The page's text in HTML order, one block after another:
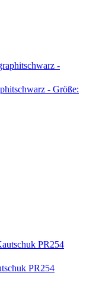
- Größe:
PR254